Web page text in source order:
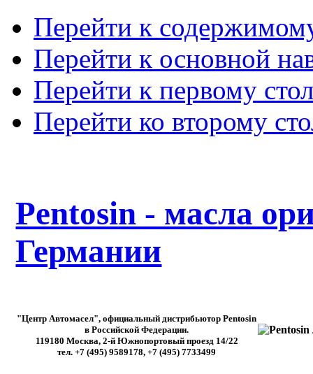
Перейти к
Перейти к основной
Перейти к первому
Перейти ко второму
Pentosin - масла
Германии
"Центр Автомасел", официальный дистрибьютор Pentosin
в Российской Федерации.
119180 Москва, 2-й Южнопортовый проезд 14/22
тел. +7 (495) 9589178, +7 (495) 7733499